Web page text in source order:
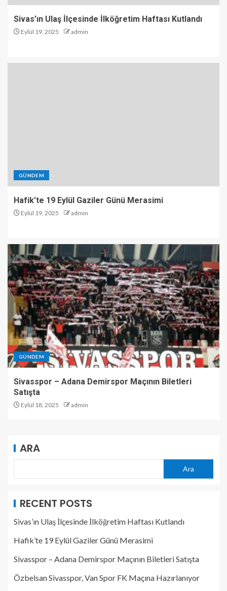
Sivas’ın Ulaş İlçesinde İlköğretim Haftası Kutlandı
Eylül 19, 2025 admin
GÜNDEM
Hafik’te 19 Eylül Gaziler Günü Merasimi
Eylül 19, 2025 admin
GÜNDEM
Sivasspor – Adana Demirspor Maçının Biletleri
Satışta
Eylül 18, 2025 admin
ARA
Ara
RECENT POSTS
Sivas’ın Ulaş İlçesinde İlköğretim Haftası Kutlandı
Hafik’te 19 Eylül Gaziler Günü Merasimi
Sivasspor – Adana Demirspor Maçının Biletleri Satışta
Özbelsan Sivasspor, Van Spor FK Maçına Hazırlanıyor